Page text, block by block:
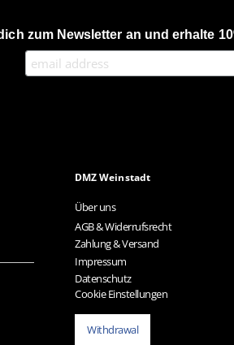
zum Newsletter an und erhalte
DMZ Weinstadt
Über uns
AGB & Widerrufsrecht
Zahlung & Versand
Impressum
Datenschutz
Cookie Einstellungen
Withdrawal